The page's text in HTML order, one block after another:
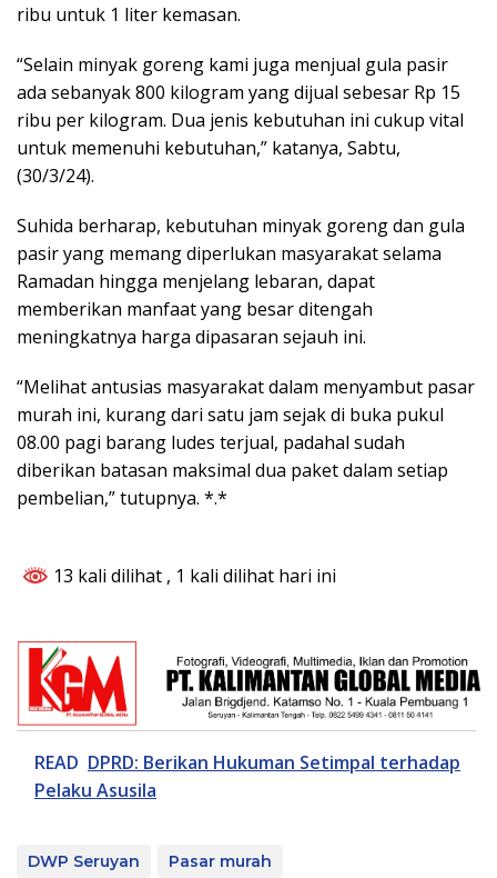
ribu untuk 1 liter kemasan.
“Selain minyak goreng kami juga menjual gula pasir
ada sebanyak 800 kilogram yang dijual sebesar Rp 15
ribu per kilogram. Dua jenis kebutuhan ini cukup vital
untuk memenuhi kebutuhan,” katanya, Sabtu,
(30/3/24).
Suhida berharap, kebutuhan minyak goreng dan gula
pasir yang memang diperlukan masyarakat selama
Ramadan hingga menjelang lebaran, dapat
memberikan manfaat yang besar ditengah
meningkatnya harga dipasaran sejauh ini.
“Melihat antusias masyarakat dalam menyambut pasar
murah ini, kurang dari satu jam sejak di buka pukul
08.00 pagi barang ludes terjual, padahal sudah
diberikan batasan maksimal dua paket dalam setiap
pembelian,” tutupnya. *.*
13 kali dilihat , 1 kali dilihat hari ini
READ DPRD: Berikan Hukuman Setimpal terhadap
Pelaku Asusila
DWP Seruyan
Pasar murah